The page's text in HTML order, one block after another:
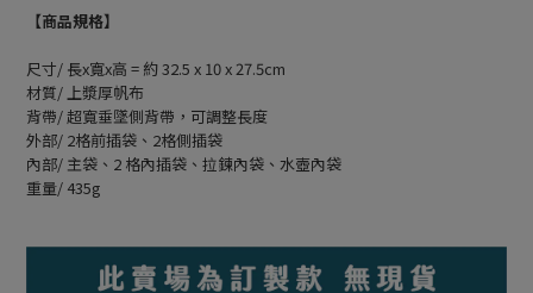
【商品規格】
尺寸/ 長x寬x高 = 約 32.5 x 10 x 27.5cm
材質/ 上漿厚帆布
背帶/ 超寬垂墜側背帶，可調整長度
外部/ 2格前插袋、2格側插袋
內部/ 主袋、2 格內插袋、拉鍊內袋、水壺內袋
重量/ 435g